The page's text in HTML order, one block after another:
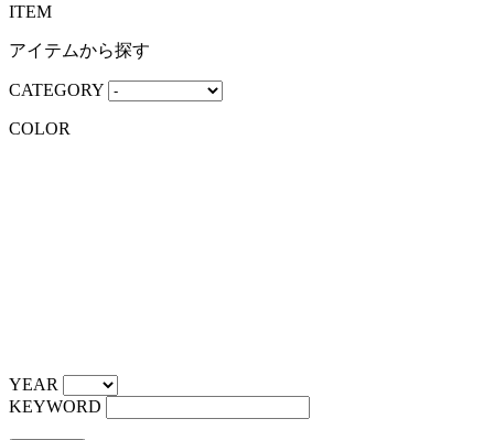
ITEM
アイテムから探す
CATEGORY
COLOR
YEAR
KEYWORD